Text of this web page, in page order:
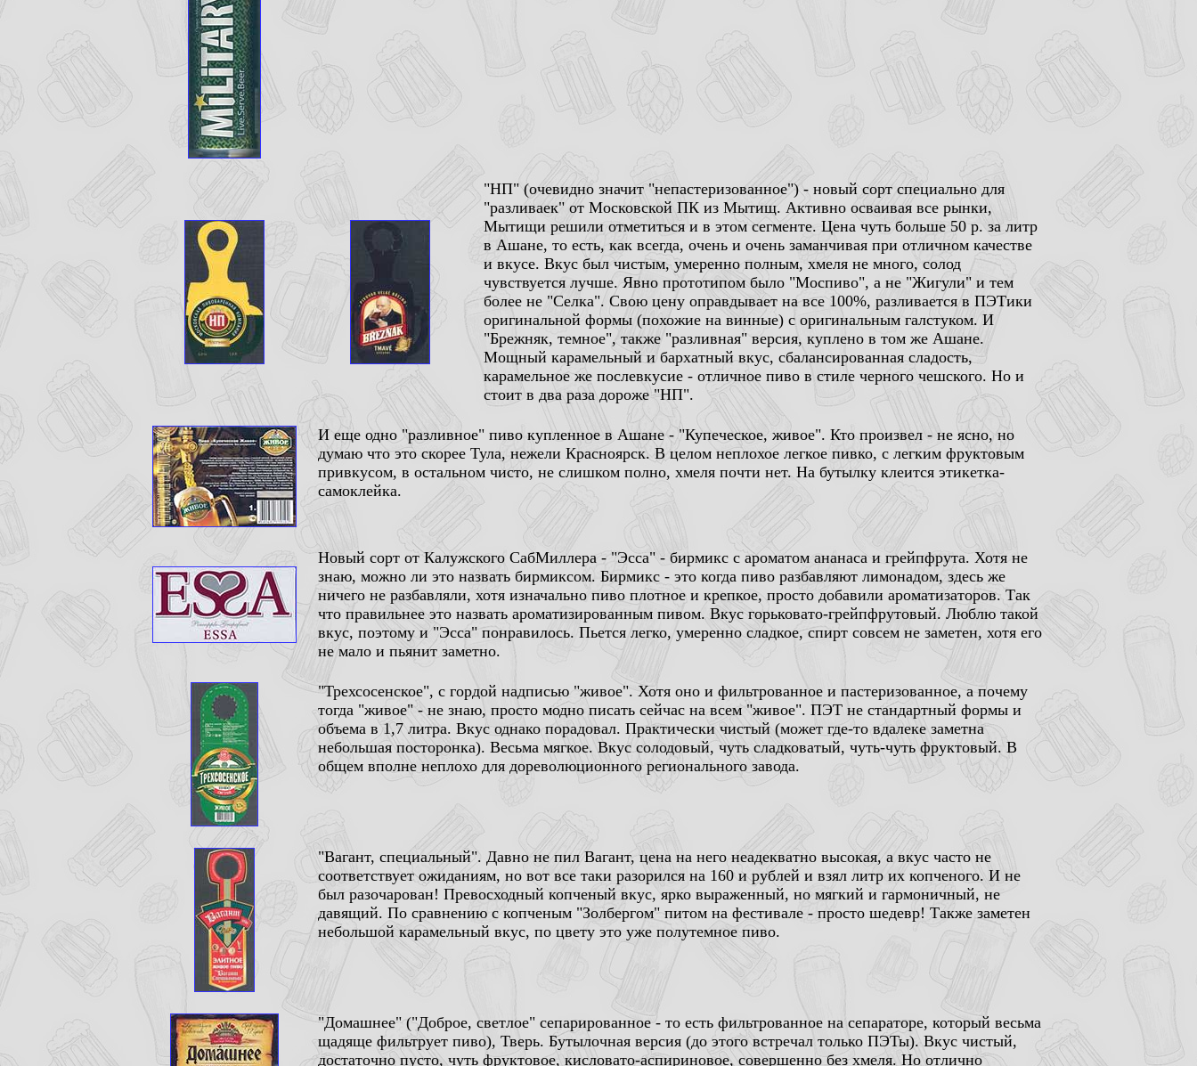
"НП" (очевидно значит "непастеризованное") - новый сорт специально для
"разливаек" от Московской ПК из Мытищ. Активно осваивая все рынки,
Мытищи решили отметиться и в этом сегменте. Цена чуть больше 50 р. за литр
в Ашане, то есть, как всегда, очень и очень заманчивая при отличном качестве
и вкусе. Вкус был чистым, умеренно полным, хмеля не много, солод
чувствуется лучше. Явно прототипом было "Моспиво", а не "Жигули" и тем
более не "Селка". Свою цену оправдывает на все 100%, разливается в ПЭТики
оригинальной формы (похожие на винные) с оригинальным галстуком. И
"Брежняк, темное", также "разливная" версия, куплено в том же Ашане.
Мощный карамельный и бархатный вкус, сбалансированная сладость,
карамельное же послевкусие - отличное пиво в стиле черного чешского. Но и
стоит в два раза дороже "НП".
И еще одно "разливное" пиво купленное в Ашане - "Купеческое, живое". Кто произвел - не ясно, но
думаю что это скорее Тула, нежели Красноярск. В целом неплохое легкое пивко, с легким фруктовым
привкусом, в остальном чисто, не слишком полно, хмеля почти нет. На бутылку клеится этикетка-
самоклейка.
Новый сорт от Калужского СабМиллера - "Эсса" - бирмикс с ароматом ананаса и грейпфрута. Хотя не
знаю, можно ли это назвать бирмиксом. Бирмикс - это когда пиво разбавляют лимонадом, здесь же
ничего не разбавляли, хотя изначально пиво плотное и крепкое, просто добавили ароматизаторов. Так
что правильнее это назвать ароматизированным пивом. Вкус горьковато-грейпфрутовый. Люблю такой
вкус, поэтому и "Эсса" понравилось. Пьется легко, умеренно сладкое, спирт совсем не заметен, хотя его
не мало и пьянит заметно.
"Трехсосенское", с гордой надписью "живое". Хотя оно и фильтрованное и пастеризованное, а почему
тогда "живое" - не знаю, просто модно писать сейчас на всем "живое". ПЭТ не стандартный формы и
объема в 1,7 литра. Вкус однако порадовал. Практически чистый (может где-то вдалеке заметна
небольшая посторонка). Весьма мягкое. Вкус солодовый, чуть сладковатый, чуть-чуть фруктовый. В
общем вполне неплохо для дореволюционного регионального завода.
"Вагант, специальный". Давно не пил Вагант, цена на него неадекватно высокая, а вкус часто не
соответствует ожиданиям, но вот все таки разорился на 160 и рублей и взял литр их копченого. И не
был разочарован! Превосходный копченый вкус, ярко выраженный, но мягкий и гармоничный, не
давящий. По сравнению с копченым "Золбергом" питом на фестивале - просто шедевр! Также заметен
небольшой карамельный вкус, по цвету это уже полутемное пиво.
"Домашнее" ("Доброе, светлое" сепарированное - то есть фильтрованное на сепараторе, который весьма
щадяще фильтрует пиво), Тверь. Бутылочная версия (до этого встречал только ПЭТы). Вкус чистый,
достаточно пусто, чуть фруктовое, кисловато-аспириновое, совершенно без хмеля. Но отлично